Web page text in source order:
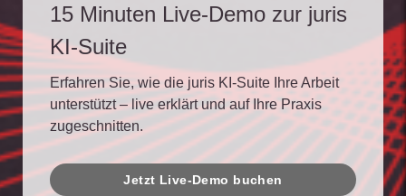
15 Minuten Live-Demo zur juris
KI-Suite
Erfahren Sie, wie die juris KI-Suite Ihre Arbeit
unterstützt – live erklärt und auf Ihre Praxis
zugeschnitten.
Jetzt Live-Demo buchen